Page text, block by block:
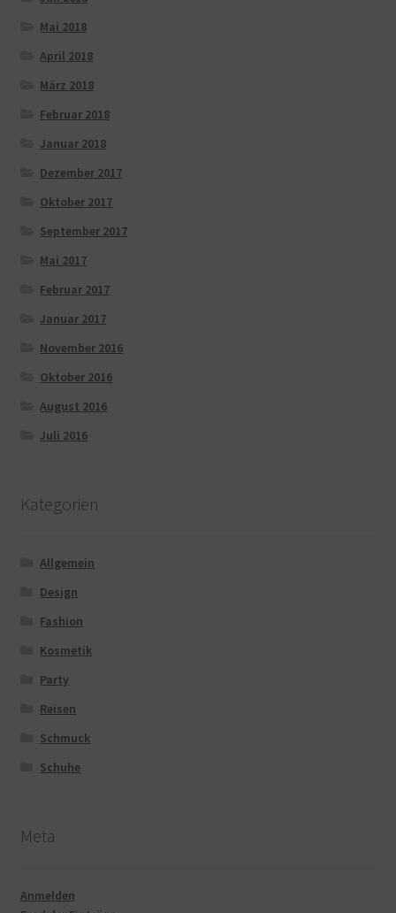
Mai 2018
April 2018
März 2018
Februar 2018
Januar 2018
Dezember 2017
Oktober 2017
September 2017
Mai 2017
Februar 2017
Januar 2017
November 2016
Oktober 2016
August 2016
Juli 2016
Kategorien
Allgemein
Design
Fashion
Kosmetik
Party
Reisen
Schmuck
Schuhe
Meta
Anmelden